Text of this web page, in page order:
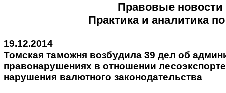
Правовые новости
Практика и аналитика
19.12.2014
Томская таможня возбудила 39 дел об
правонарушениях в отношении
нарушения валютного законодательства